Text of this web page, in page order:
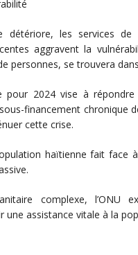
détériore, les services de
aggravent la
personnes, se trouvera
pour 2024 vise à
financement chronique
cette crise.
haïtienne fait face
complexe, l’ONU
une assistance vitale à la